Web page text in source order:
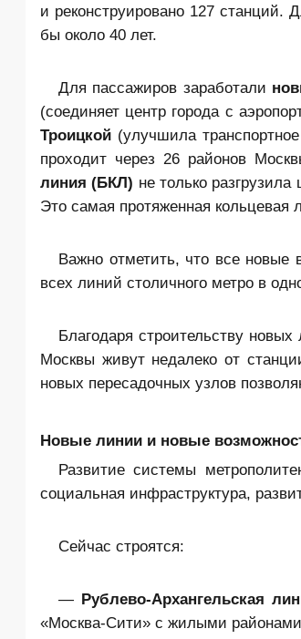
и реконструировано 127 станций.
бы около 40 лет.
Для пассажиров заработали
(соединяет центр города с
Троицкой (улучшила
проходит через 26 районов
линия (БКЛ) не только
Это самая протяженная
Важно отметить, что все новые
всех линий столичного метро в
Благодаря строительству
Москвы живут недалеко от
новых пересадочных узлов
Новые линии и новые
Развитие системы
социальная инфраструктура,
Сейчас строятся:
— Рублево-Архангельская
«Москва-Сити» с жилыми